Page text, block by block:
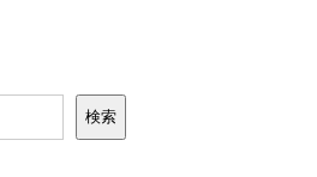
検索